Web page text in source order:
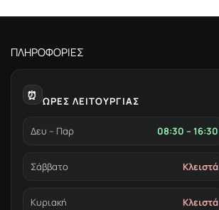
ΠΛΗΡΟΦΟΡΙΕΣ
⏰ ΩΡΕΣ ΛΕΙΤΟΥΡΓΙΑΣ
Δευ – Παρ 08:30 – 16:30
Σάββατο Κλειστά
Κυριακή Κλειστά